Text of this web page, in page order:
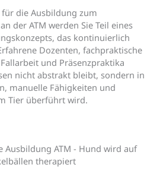
die Ausbildung zum
der ATM werden Sie Teil eines
das kontinuierlich
Dozenten, fachpraktische
und Präsenzpraktika
nicht abstrakt bleibt, sondern in
manuelle Fähigkeiten und
Tier überführt wird.